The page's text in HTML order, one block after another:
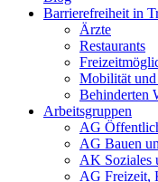
Barrierefreiheit in
Ärzte
Restaurants
Mobilität
Behinderten
Arbeitsgruppen
AG
AG Bauen
AK Soziales
AG Freizeit,